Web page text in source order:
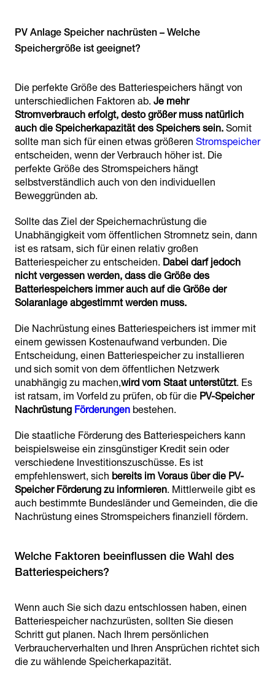
PV Anlage Speicher nachrüsten – Welche
Speichergröße ist geeignet?
Die perfekte Größe des Batteriespeichers hängt von
unterschiedlichen Faktoren ab. Je mehr
Stromverbrauch erfolgt, desto größer muss natürlich
auch die Speicherkapazität des Speichers sein. Somit
sollte man sich für einen etwas größeren Stromspeicher
entscheiden, wenn der Verbrauch höher ist. Die
perfekte Größe des Stromspeichers hängt
selbstverständlich auch von den individuellen
Beweggründen ab.
Sollte das Ziel der Speichernachrüstung die
Unabhängigkeit vom öffentlichen Stromnetz sein, dann
ist es ratsam, sich für einen relativ großen
Batteriespeicher zu entscheiden. Dabei darf jedoch
nicht vergessen werden, dass die Größe des
Batteriespeichers immer auch auf die Größe der
Solaranlage abgestimmt werden muss.
Die Nachrüstung eines Batteriespeichers ist immer mit
einem gewissen Kostenaufwand verbunden. Die
Entscheidung, einen Batteriespeicher zu installieren
und sich somit von dem öffentlichen Netzwerk
unabhängig zu machen,wird vom Staat unterstützt. Es
ist ratsam, im Vorfeld zu prüfen, ob für die PV-Speicher
Nachrüstung Förderungen bestehen.
Die staatliche Förderung des Batteriespeichers kann
beispielsweise ein zinsgünstiger Kredit sein oder
verschiedene Investitionszuschüsse. Es ist
empfehlenswert, sich bereits im Voraus über die PV-
Speicher Förderung zu informieren. Mittlerweile gibt es
auch bestimmte Bundesländer und Gemeinden, die die
Nachrüstung eines Stromspeichers finanziell fördern.
Welche Faktoren beeinflussen die Wahl des
Batteriespeichers?
Wenn auch Sie sich dazu entschlossen haben, einen
Batteriespeicher nachzurüsten, sollten Sie diesen
Schritt gut planen. Nach Ihrem persönlichen
Verbraucherverhalten und Ihren Ansprüchen richtet sich
die zu wählende Speicherkapazität.